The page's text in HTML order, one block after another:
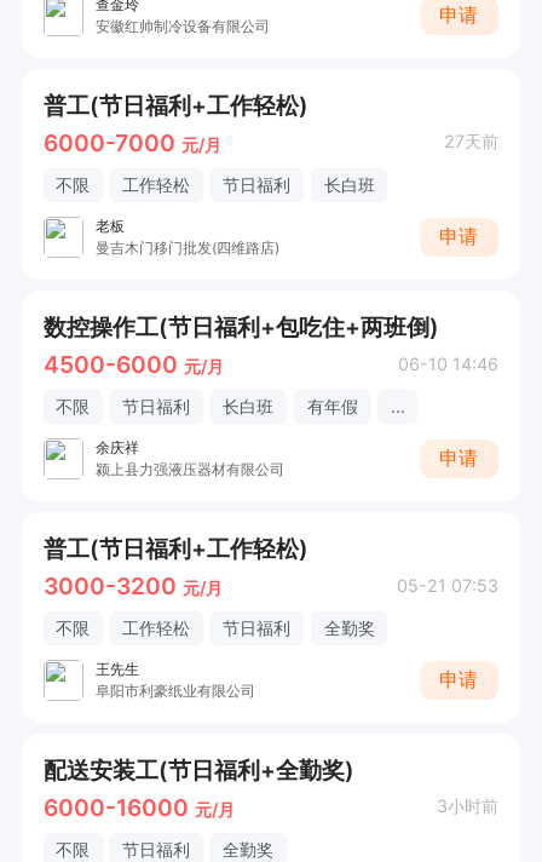
查金玲
安徽红帅制冷设备有限公司
申请
普工(节日福利+工作轻松)
6000-7000 元/月 27天前
不限 工作轻松 节日福利 长白班
老板
曼吉木门移门批发(四维路店)
申请
数控操作工(节日福利+包吃住+两班倒)
4500-6000 元/月 06-10 14:46
不限 节日福利 长白班 有年假 ...
余庆祥
颍上县力强液压器材有限公司
申请
普工(节日福利+工作轻松)
3000-3200 元/月 05-21 07:53
不限 工作轻松 节日福利 全勤奖
王先生
阜阳市利豪纸业有限公司
申请
配送安装工(节日福利+全勤奖)
6000-16000 元/月 3小时前
不限 节日福利 全勤奖